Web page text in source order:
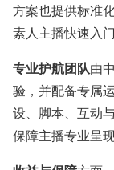
方案也提供标准
素人主播快速入门
专业护航团队由
验，并配备专属
设、脚本、互动
保障主播专业呈现